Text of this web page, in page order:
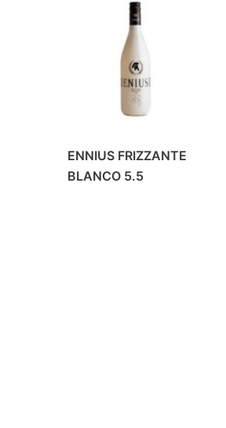
ENNIUS FRIZZANTE
BLANCO 5.5